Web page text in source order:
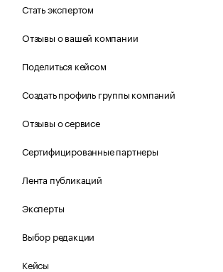
Стать экспертом
Отзывы о вашей компании
Поделиться кейсом
Создать профиль группы компаний
Отзывы о сервисе
Сертифицированные партнеры
Лента публикаций
Эксперты
Выбор редакции
Кейсы